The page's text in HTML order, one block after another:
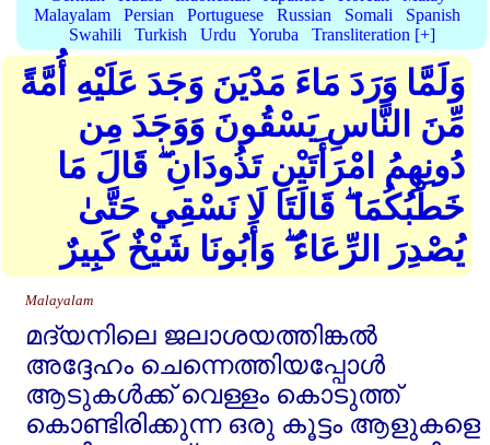
Malayalam
Persian Portuguese Russian Somali
Spanish
Swahili
Turkish Urdu Yoruba Transliteration [+]
وَلَمَّا وَرَدَ مَاءَ مَدْيَنَ وَجَدَ عَلَيْهِ أُمَّةً
مِّنَ النَّاسِ يَسْقُونَ وَوَجَدَ مِن
دُونِهِمُ امْرَأَتَيْنِ تَذُودَانِ ۖ قَالَ مَا
خَطْبُكُمَا ۖ قَالَتَا لَا نَسْقِي حَتَّىٰ
يُصْدِرَ الرِّعَاءُ ۖ وَأَبُونَا شَيْخٌ كَبِيرٌ
Malayalam
മദ്‌യനിലെ ജലാശയത്തിങ്കല്‍
അദ്ദേഹം ചെന്നെത്തിയപ്പോള്‍
ആടുകള്‍ക്ക്‌ വെള്ളം കൊടുത്ത്‌
കൊണ്ടിരിക്കുന്ന ഒരു കൂട്ടം ആളുകളെ